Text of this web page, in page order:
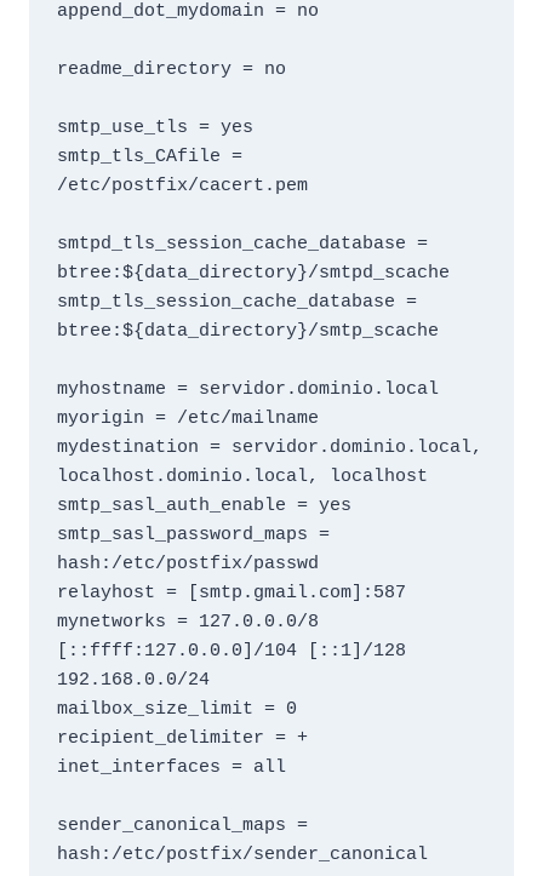
append_dot_mydomain = no
readme_directory = no
smtp_use_tls = yes
smtp_tls_CAfile =
/etc/postfix/cacert.pem
smtpd_tls_session_cache_database =
btree:${data_directory}/smtpd_scache
smtp_tls_session_cache_database =
btree:${data_directory}/smtp_scache
myhostname = servidor.dominio.local
myorigin = /etc/mailname
mydestination = servidor.dominio.local,
localhost.dominio.local, localhost
smtp_sasl_auth_enable = yes
smtp_sasl_password_maps =
hash:/etc/postfix/passwd
relayhost = [smtp.gmail.com]:587
mynetworks = 127.0.0.0/8
[::ffff:127.0.0.0]/104 [::1]/128
192.168.0.0/24
mailbox_size_limit = 0
recipient_delimiter = +
inet_interfaces = all
sender_canonical_maps =
hash:/etc/postfix/sender_canonical